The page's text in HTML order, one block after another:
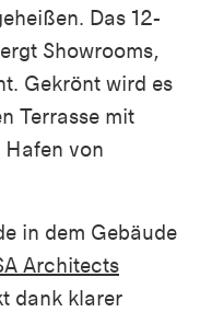
Das 12-
Showrooms,
Gekrönt wird es
Terrasse mit
von
in dem Gebäude
Architects
dank klarer